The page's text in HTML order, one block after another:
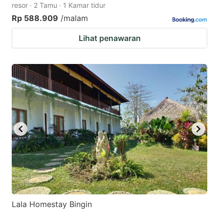
resor · 2 Tamu · 1 Kamar tidur
Rp 588.909 /malam
Lihat penawaran
Lala Homestay Bingin